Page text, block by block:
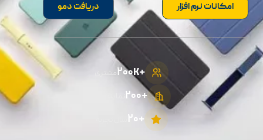
امکانات نرم افزار دریافت دمو
+۲۰۰K مشتری
+2۰۰
+۲۰